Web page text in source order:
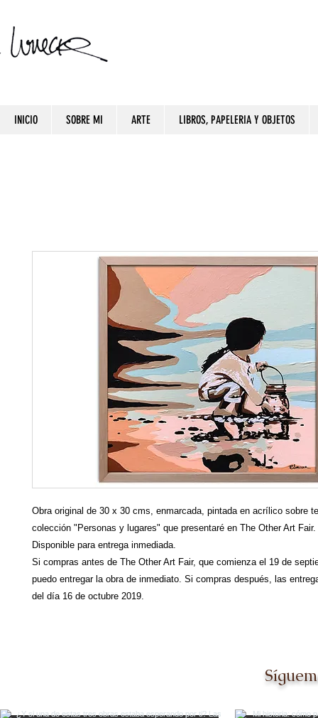
INICIO SOBRE MI ARTE LIBROS, PAPELERIA Y OBJETOS
Obra original de 30 x 30 cms, enmarcada, pintada en acrílico sobre
colección "Personas y lugares" que presentaré en The Other Art Fair.
Disponible para entrega inmediada.
Si compras antes de The Other Art Fair, que comienza el 19 de
puedo entregar la obra de inmediato. Si compras después, las
del día 16 de octubre 2019.